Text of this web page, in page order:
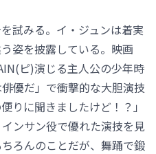
試みる。イ・ジュンは着実
姿を披露している。映画
ピ)演じる主人公の少年時
優だ」で衝撃的な大胆演技
りに聞きましたけど！？」
ンサン役で優れた演技を見
ろんのことだが、舞踊で鍛